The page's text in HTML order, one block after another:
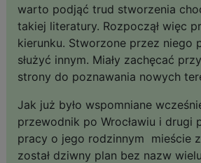
warto podjąć trud stworzenia
takiej literatury. Rozpoczął więc
kierunku. Stworzone przez niego
służyć innym. Miały zachęcać
strony do poznawania nowych
Jak już było wspomniane
przewodnik po Wrocławiu i drugi
pracy o jego rodzinnym mieście
został dziwny plan bez nazw